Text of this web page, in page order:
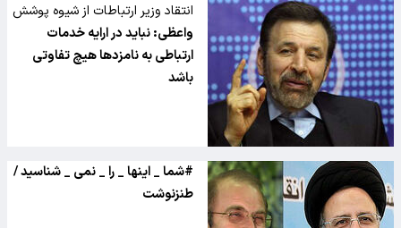
انتقاد وزیر ارتباطات از شیوه پوشش
اخبار انتخاباتی در صداوسیما
واعظی: نباید در ارایه خدمات
ارتباطی به نامزدها هیچ تفاوتی
باشد
#شما _ اینها _ را _ نمی _ شناسید /
طنزنوشت